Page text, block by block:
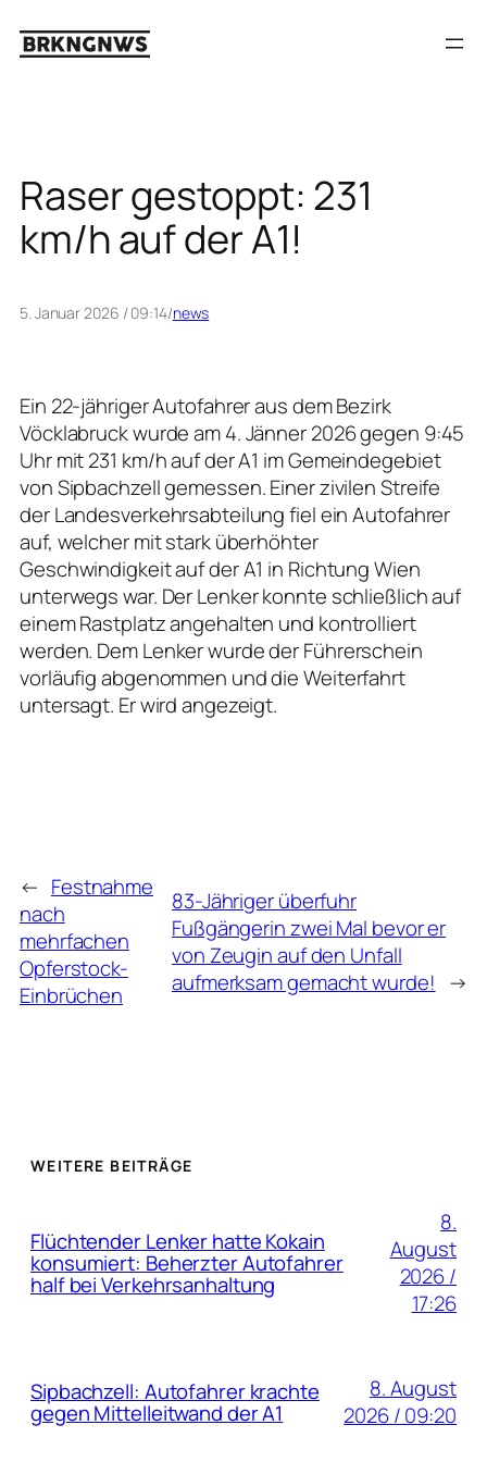
Inhalt
Raser gestoppt: 231
km/h auf der A1!
5. Januar 2026 / 09:14/news
Ein 22-jähriger Autofahrer aus dem Bezirk
Vöcklabruck wurde am 4. Jänner 2026 gegen 9:45
Uhr mit 231 km/h auf der A1 im Gemeindegebiet
von Sipbachzell gemessen. Einer zivilen Streife
der Landesverkehrsabteilung fiel ein Autofahrer
auf, welcher mit stark überhöhter
Geschwindigkeit auf der A1 in Richtung Wien
unterwegs war. Der Lenker konnte schließlich auf
einem Rastplatz angehalten und kontrolliert
werden. Dem Lenker wurde der Führerschein
vorläufig abgenommen und die Weiterfahrt
untersagt. Er wird angezeigt.
← Festnahme
nach
mehrfachen
Opferstock-
Einbrüchen
83-Jähriger überfuhr
Fußgängerin zwei Mal bevor er
von Zeugin auf den Unfall
aufmerksam gemacht wurde! →
WEITERE BEITRÄGE
Flüchtender Lenker hatte Kokain
konsumiert: Beherzter Autofahrer
half bei Verkehrsanhaltung
8.
August
2026 /
17:26
Sipbachzell: Autofahrer krachte
gegen Mittelleitwand der A1
8. August
2026 / 09:20